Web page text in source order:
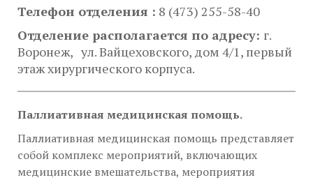
Телефон отделения : 8 (473) 255-58-40
Отделение располагается по адресу: г.
Воронеж, ул. Вайцеховского, дом 4/1, первый
этаж хирургического корпуса.
Паллиативная медицинская помощь.
Паллиативная медицинская помощь представляет
собой комплекс мероприятий, включающих
медицинские вмешательства, мероприятия